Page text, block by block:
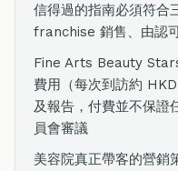
信得過的指南必須符合
franchise 銷售、由認
Fine Arts Beauty
費用（每次到訪約
及報告，付費並不保證
員會審議
美容院真正帶客的營